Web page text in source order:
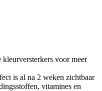
voor meer
is al na 2 weken zichtbaar
vitamines en